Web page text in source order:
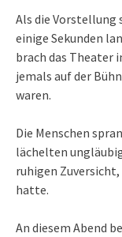
Als die Vorstellung
einige Sekunden
brach das Theater
jemals auf der
waren.
Die Menschen
lächelten
ruhigen
hatte.
An diesem Abend